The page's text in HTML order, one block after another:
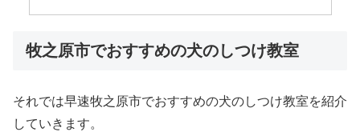
牧之原市でおすすめの犬のしつけ教室
それでは早速牧之原市でおすすめの犬のしつけ教室を紹介
していきます。